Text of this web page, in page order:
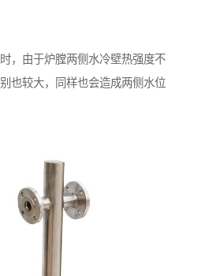
，由于炉膛两侧水冷壁热强度不
也较大，同样也会造成两侧水位